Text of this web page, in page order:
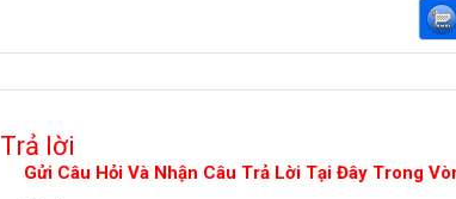
Trả lời
Gửi Câu Hỏi Và Nhận Câu Trả Lời Tại Đây Trong